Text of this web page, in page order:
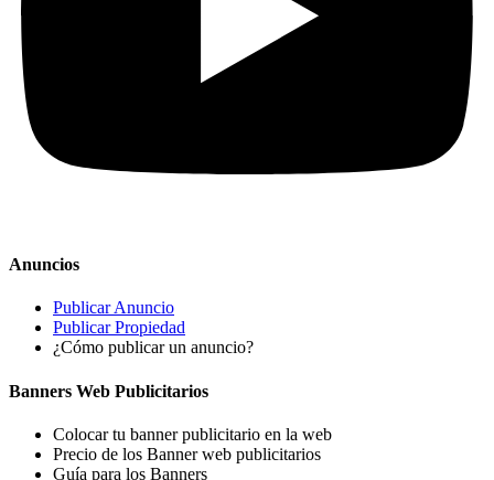
Anuncios
Publicar Anuncio
Publicar Propiedad
¿Cómo publicar un anuncio?
Banners Web Publicitarios
Colocar tu banner publicitario en la web
Precio de los Banner web publicitarios
Guía para los Banners